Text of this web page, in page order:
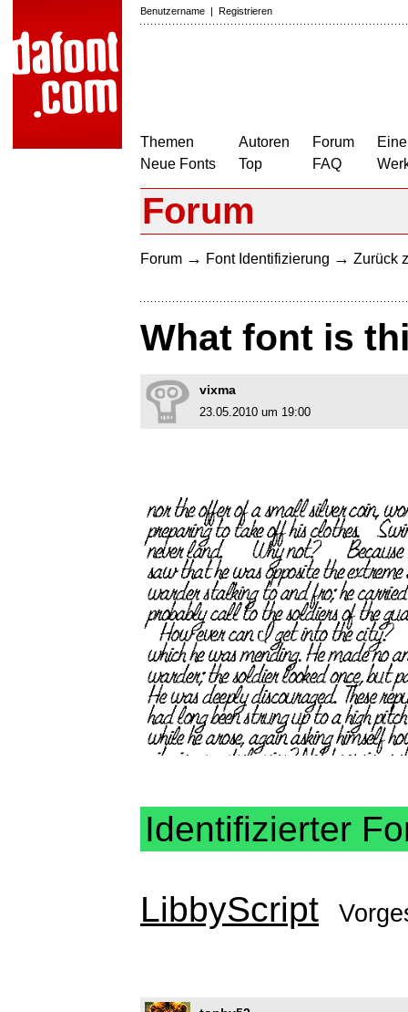
Benutzername | Registrieren
Themen
Neue Fonts
Autoren
Top
Forum
FAQ
Forum
Forum → Font Identifizierung → Zurück
What font is
vixma
23.05.2010 um 19:00
Identifizierter
LibbyScript